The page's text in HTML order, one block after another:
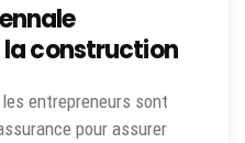
construction
entrepreneurs sont
pour assurer